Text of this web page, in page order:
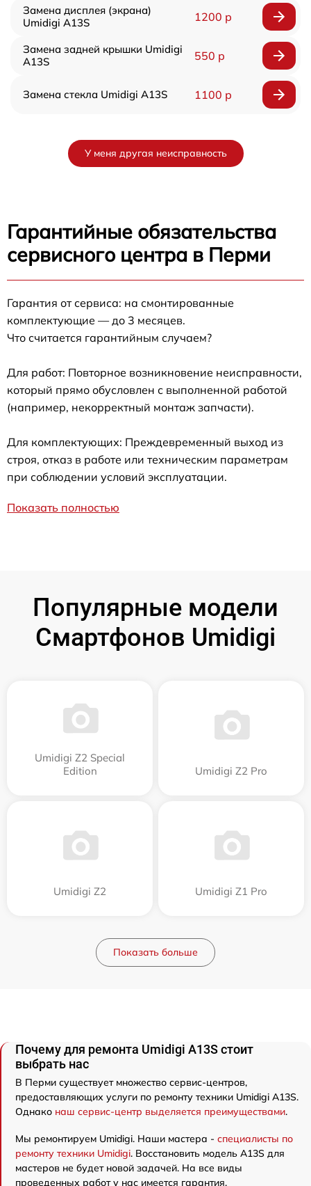
Замена дисплея (экрана)
Umidigi A13S
1200 р
Замена задней крышки Umidigi
A13S
550 р
Замена стекла Umidigi A13S 1100 р
У меня другая неисправность
Гарантийные обязательства
сервисного центра в Перми
Гарантия от сервиса: на смонтированные
комплектующие — до 3 месяцев.
Что считается гарантийным случаем?
Для работ: Повторное возникновение неисправности,
который прямо обусловлен с выполненной работой
(например, некорректный монтаж запчасти).
Для комплектующих: Преждевременный выход из
строя, отказ в работе или техническим параметрам
при соблюдении условий эксплуатации.
Показать полностью
Популярные модели
Смартфонов Umidigi
Umidigi Z2 Special
Edition
Umidigi Z2 Pro
Umidigi Z2 Umidigi Z1 Pro
Показать больше
Почему для ремонта Umidigi A13S стоит
выбрать нас
В Перми существует множество сервис-центров,
предоставляющих услуги по ремонту техники Umidigi A13S.
Однако наш сервис-центр выделяется преимуществами.
Мы ремонтируем Umidigi. Наши мастера - специалисты по
ремонту техники Umidigi. Восстановить модель A13S для
мастеров не будет новой задачей. На все виды
проведенных работ у нас имеется гарантия.